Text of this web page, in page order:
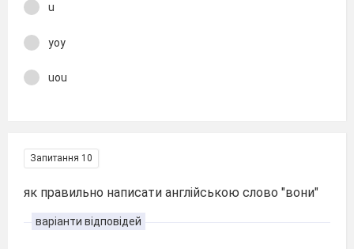
u
yoy
uou
Запитання 10
як правильно написати англійською слово "вони"
варіанти відповідей